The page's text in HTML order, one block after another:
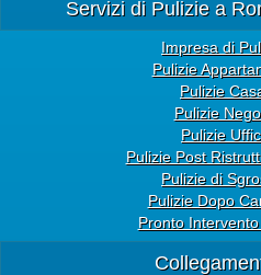
Servizi di Pulizie a
Impresa di
Pulizie
Pulizie
Pulizie
Pulizie
Pulizie Post
Pulizie di
Pulizie Dopo
Pronto